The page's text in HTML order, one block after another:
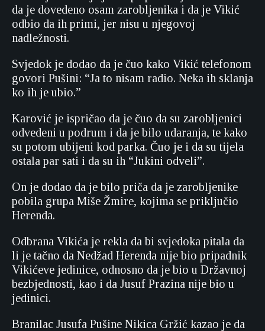
da je dovedeno osam zarobljenika i da je Vikić
odbio da ih primi, jer nisu u njegovoj
nadležnosti.
Svjedok je dodao da je čuo kako Vikić telefonom
govori Pušini: “Ja to nisam radio. Neka ih sklanja
ko ih je ubio.”
Karović je ispričao da je čuo da su zarobljenici
odvedeni u podrum i da je bilo udaranja, te kako
su potom ubijeni kod parka. Čuo je i da su tijela
ostala par sati i da su ih “Jukini odveli”.
On je dodao da je bilo priča da je zarobljenike
pobila grupa Miše Žmire, kojima se priključio
Herenda.
Odbrana Vikića je rekla da bi svjedoka pitala da
li je tačno da Nedžad Herenda nije bio pripadnik
Vikićeve jedinice, odnosno da je bio u Državnoj
bezbjednosti, kao i da Jusuf Prazina nije bio u
jedinici.
Branilac Jusufa Pušine Nikica Gržić kazao je da